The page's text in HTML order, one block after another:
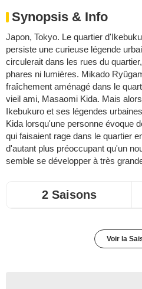
Synopsis & Info
Japon, Tokyo. Le quartier
persiste une curieuse légende
circulerait dans les rues du
phares ni lumières. Mikado
fraîchement aménagé dans le
vieil ami, Masaomi Kida. Mais
Ikebukuro et ses légendes
Kida lorsqu'une personne évoque
qui faisaient rage dans le quartier
d'autant plus préoccupant qu'un
semble se développer à très
2 Saisons
Voir la